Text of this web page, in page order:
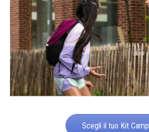
Scegli il tuo Kit Camp